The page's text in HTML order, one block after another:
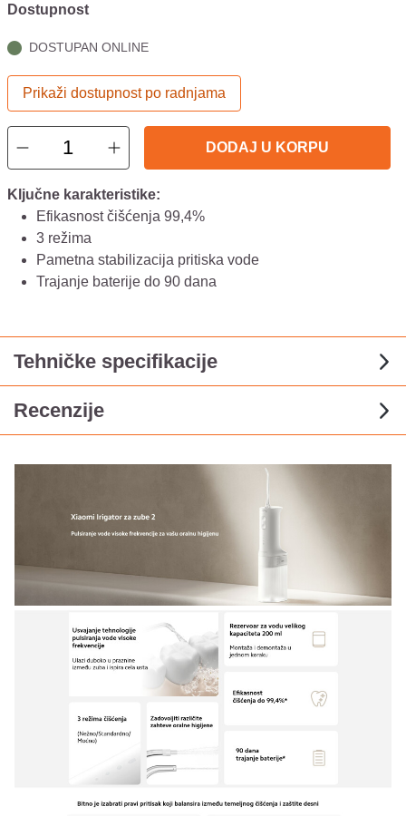
Dostupnost
DOSTUPAN ONLINE
Prikaži dostupnost po radnjama
DODAJ U KORPU
Ključne karakteristike:
Efikasnost čišćenja 99,4%
3 režima
Pametna stabilizacija pritiska vode
Trajanje baterije do 90 dana
Tehničke specifikacije
Recenzije